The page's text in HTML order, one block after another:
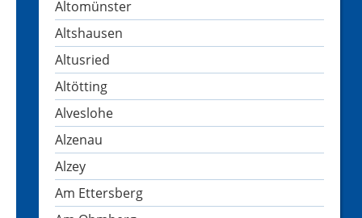
Altomünster
Altshausen
Altusried
Altötting
Alveslohe
Alzenau
Alzey
Am Ettersberg